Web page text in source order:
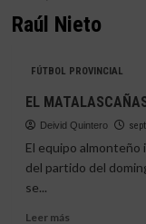
Raúl Nieto
FÚTBOL PROVINCIAL
EL
Deivid Quintero
El equipo
del partido del
se...
Leer másLeer